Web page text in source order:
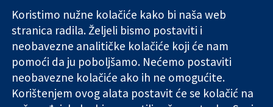
Pouzdani dokazi.
Utemeljeni
dokazi.
Bolje zdravlje.
London
W1G 0AN
Ujedinjeno
Kraljevstvo
Novosti
medije
O nama
Poslovi
Cochrane
Library
Koristimo nužne kolačiće kako bi naša web
stranica radila. Željeli bismo postaviti i
neobavezne analitičke kolačiće koji će nam
pomoći da ju poboljšamo. Nećemo postaviti
neobavezne kolačiće ako ih ne omogućite.
Korištenjem ovog alata postavit će se kolačić na